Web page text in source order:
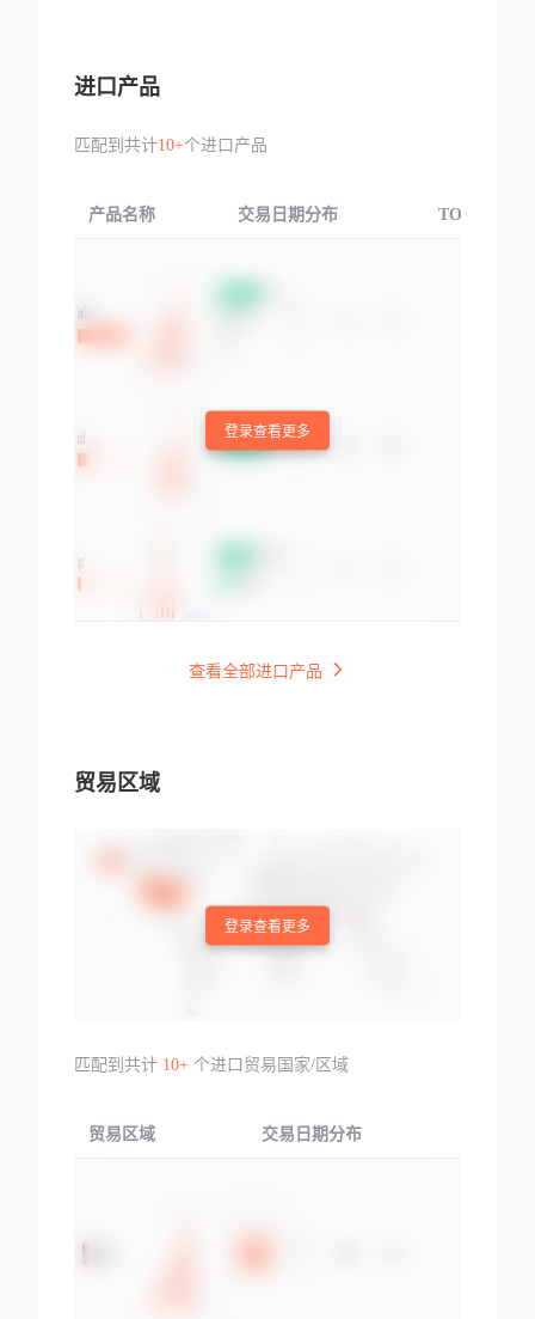
进口产品
匹配到共计10+个进口产品
产品名称 交易日期分布 TOP3交易国
登录查看更多
查看全部进口产品
贸易区域
登录查看更多
匹配到共计 10+个进口贸易国家/区域
贸易区域 交易日期分布